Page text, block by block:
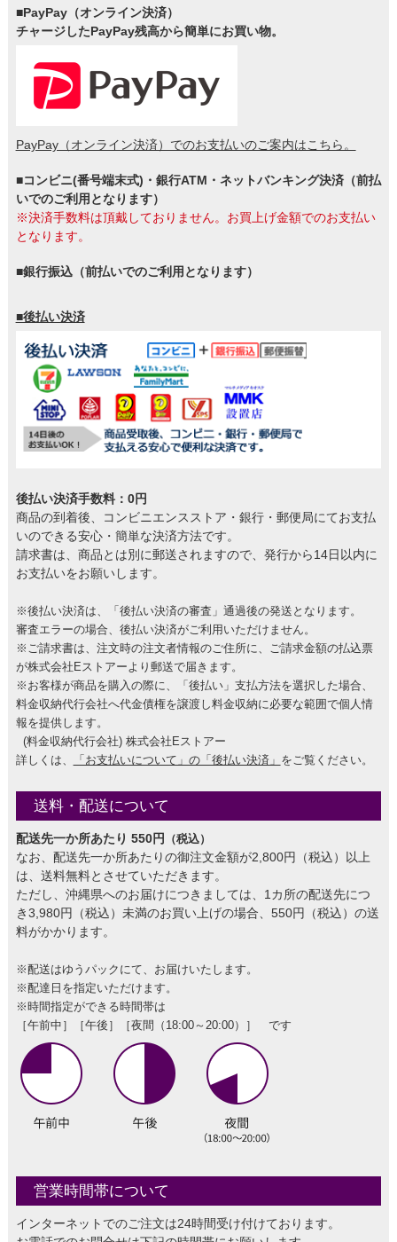
■PayPay（オンライン決済）
チャージしたPayPay残高から簡単にお買い物。
PayPay（オンライン決済）でのお支払いのご案内はこちら。
■コンビニ(番号端末式)・銀行ATM・ネットバンキング決済（前払
いでのご利用となります）
※決済手数料は頂戴しておりません。お買上げ金額でのお支払い
となります。
■銀行振込（前払いでのご利用となります）
■後払い決済
後払い決済手数料：0円
商品の到着後、コンビニエンスストア・銀行・郵便局にてお支払
いのできる安心・簡単な決済方法です。
請求書は、商品とは別に郵送されますので、発行から14日以内に
お支払いをお願いします。
※後払い決済は、「後払い決済の審査」通過後の発送となります。
審査エラーの場合、後払い決済がご利用いただけません。
※ご請求書は、注文時の注文者情報のご住所に、ご請求金額の払込票
が株式会社Eストアーより郵送で届きます。
※お客様が商品を購入の際に、「後払い」支払方法を選択した場合、
料金収納代行会社へ代金債権を譲渡し料金収納に必要な範囲で個人情
報を提供します。
(料金収納代行会社) 株式会社Eストアー
詳しくは、
「お支払いについて」の「後払い決済」 をご覧ください。
送料・配送について
配送先一か所あたり 550円 （税込）
なお、配送先一か所あたりの御注文金額が2,800円（税込）以上
は、送料無料とさせていただきます。
ただし、沖縄県へのお届けにつきましては、1カ所の配送先につ
き3,980円（税込）未満のお買い上げの場合、550円（税込）の送
料がかかります。
※配送はゆうパックにて、お届けいたします。
※配達日を指定いただけます。
※時間指定ができる時間帯は
［午前中］［午後］［夜間（18:00～20:00）］ です
営業時間帯について
インターネットでのご注文は24時間受け付けております。